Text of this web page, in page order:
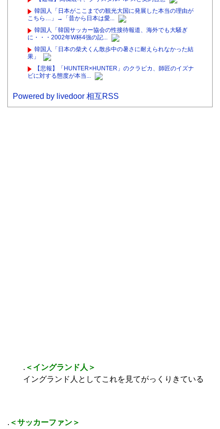
韓国人「日本がここまでの観光大国に発展した本当の理由が
こちら…」→「昔から日本は愛...
韓国人「韓国サッカー協会の性接待報道、海外でも大騒ぎ
に・・・2002年W杯4強の記...
韓国人「日本の柴犬くん散歩中の暑さに耐えられなかった結
果」
【悲報】「HUNTER×HUNTER」のクラピカ、師匠のイズナ
ビに対する態度が本当...
Powered by livedoor 相互RSS
. ＜イングランド人＞
イングランド人としてこれを見てがっくりきている
. ＜サッカーファン＞